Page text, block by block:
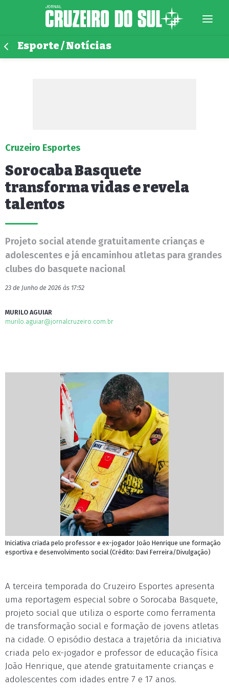
Esporte / Notícias
Cruzeiro Esportes
Sorocaba Basquete
transforma vidas e revela
talentos
Projeto social atende gratuitamente crianças e
adolescentes e já encaminhou atletas para grandes
clubes do basquete nacional
23 de Junho de 2026 às 17:52
MURILO AGUIAR
murilo.aguiar@jornalcruzeiro.com.br
Iniciativa criada pelo professor e ex-jogador João Henrique une formação
esportiva e desenvolvimento social (Crédito: Davi Ferreira/Divulgação)
A terceira temporada do Cruzeiro Esportes apresenta
uma reportagem especial sobre o Sorocaba Basquete,
projeto social que utiliza o esporte como ferramenta
de transformação social e formação de jovens atletas
na cidade. O episódio destaca a trajetória da iniciativa
criada pelo ex-jogador e professor de educação física
João Henrique, que atende gratuitamente crianças e
adolescentes com idades entre 7 e 17 anos.